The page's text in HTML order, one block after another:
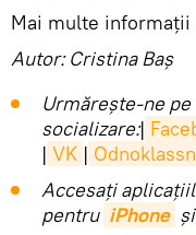
Mai multe
Autor: Cristina Baș
Urmărește-ne
socializare:|
| VK |
Accesaţi
pentru iPhone și